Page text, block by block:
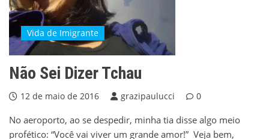
Vida de Imigrante
Não Sei Dizer Tchau
12 de maio de 2016 grazipaulucci 0
No aeroporto, ao se despedir, minha tia disse algo meio
profético: “Você vai viver um grande amor!” Veja bem,